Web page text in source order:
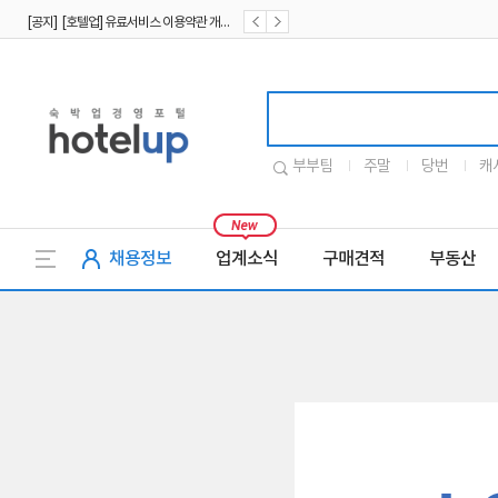
부부팀 주말 당번 캐
채용정보 업계소식 구매견적 부동산